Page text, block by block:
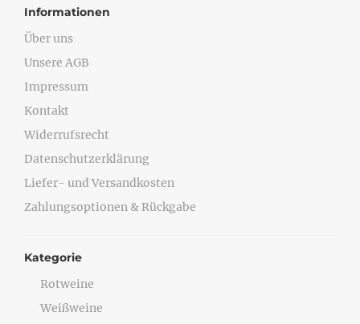
Informationen
Über uns
Unsere AGB
Impressum
Kontakt
Widerrufsrecht
Datenschutzerklärung
Liefer- und Versandkosten
Zahlungsoptionen & Rückgabe
Kategorie
Rotweine
Weißweine